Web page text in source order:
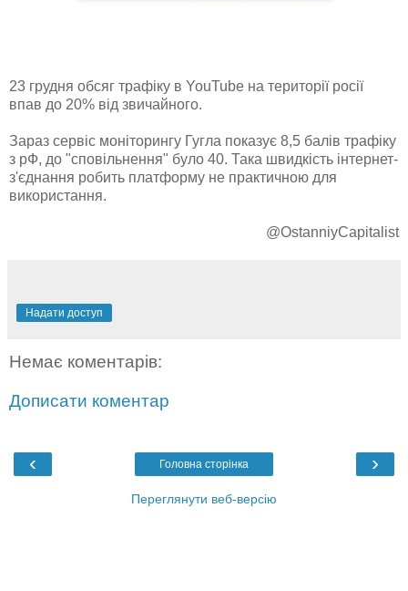
23 грудня обсяг трафіку в YouTube на території росії
впав до 20% від звичайного.
Зараз сервіс моніторингу Гугла показує 8,5 балів трафіку
з рФ, до "сповільнення" було 40. Така швидкість інтернет-
з'єднання робить платформу не практичною для
використання.
@OstanniyCapitalist
Надати доступ
Немає коментарів:
Дописати коментар
‹ ›
Головна сторінка
Переглянути веб-версію